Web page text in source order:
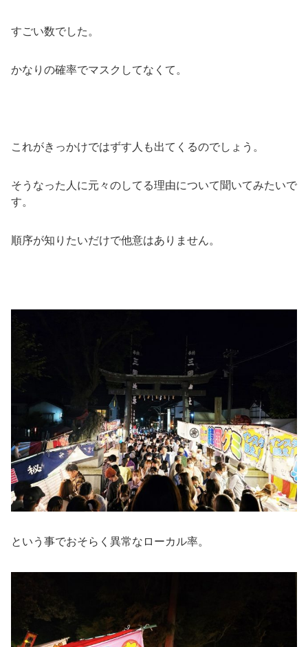
すごい数でした。
かなりの確率でマスクしてなくて。
これがきっかけではずす人も出てくるのでしょう。
そうなった人に元々のしてる理由について聞いてみたいで
す。
順序が知りたいだけで他意はありません。
という事でおそらく異常なローカル率。